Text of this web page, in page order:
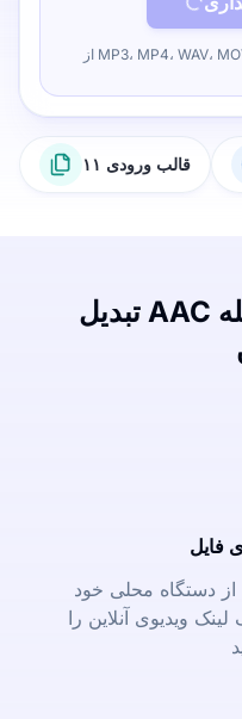
۱۱ قالب ورودی
تبدیل AAC به متن در سه مرحله
از دستگاه محلی خود
ویدیوی آنلاین را